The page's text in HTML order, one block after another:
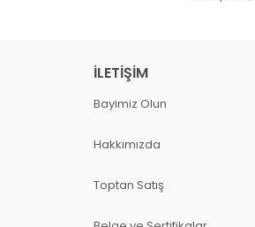
İLETIŞIM
Bayimiz Olun
Hakkımızda
Toptan Satış